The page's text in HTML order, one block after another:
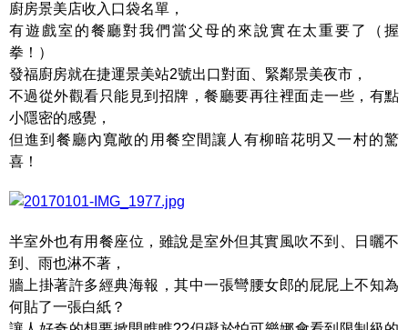
廚房景美店收入口袋名單，
有遊戲室的餐廳對我們當父母的來說實在太重要了（握
拳！）
發福廚房就在捷運景美站2號出口對面、緊鄰景美夜市，
不過從外觀看只能見到招牌，餐廳要再往裡面走一些，有點
小隱密的感覺，
但進到餐廳內寬敞的用餐空間讓人有柳暗花明又一村的驚
喜！
半室外也有用餐座位，雖說是室外但其實風吹不到、日曬不
到、雨也淋不著，
牆上掛著許多經典海報，其中一張彎腰女郎的屁屁上不知為
何貼了一張白紙？